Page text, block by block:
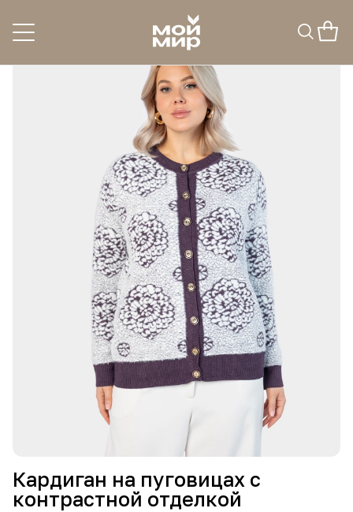
Кардиган на пуговицах с
контрастной отделкой